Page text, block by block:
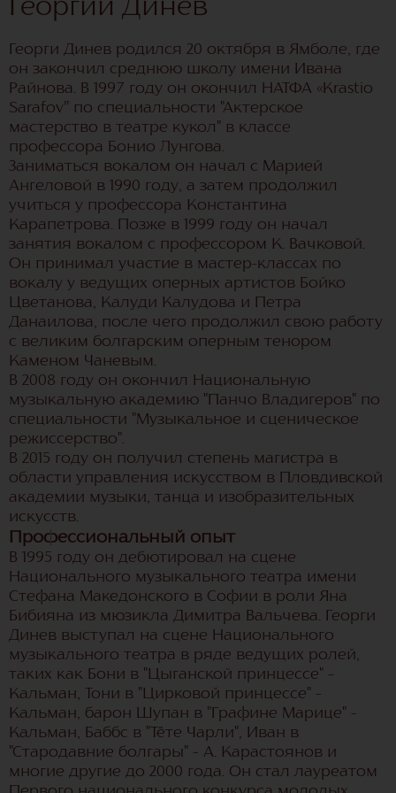
Георгий Динев
Георги Динев родился 20 октября в Ямболе, где
он закончил среднюю школу имени Ивана
Райнова. В 1997 году он окончил НАТФА «Krastio
Sarafov” по специальности "Актерское
мастерство в театре кукол" в классе
профессора Бонио Лунгова.
Заниматься вокалом он начал с Марией
Ангеловой в 1990 году, а затем продолжил
учиться у профессора Константина
Карапетрова. Позже в 1999 году он начал
занятия вокалом с профессором К. Вачковой.
Он принимал участие в мастер-классах по
вокалу у ведущих оперных артистов Бойко
Цветанова, Калуди Калудова и Петра
Данаилова, после чего продолжил свою работу
с великим болгарским оперным тенором
Каменом Чаневым.
В 2008 году он окончил Национальную
музыкальную академию "Панчо Владигеров" по
специальности "Музыкальное и сценическое
режиссерство".
В 2015 году он получил степень магистра в
области управления искусством в Пловдивской
академии музыки, танца и изобразительных
искусств.
Профессиональный опыт
В 1995 году он дебютировал на сцене
Национального музыкального театра имени
Стефана Македонского в Софии в роли Яна
Бибияна из мюзикла Димитра Вальчева. Георги
Динев выступал на сцене Национального
музыкального театра в ряде ведущих ролей,
таких как Бони в "Цыганской принцессе" –
Кальман, Тони в "Цирковой принцессе" –
Кальман, барон Шупан в "Графине Марице" –
Кальман, Баббс в "Тёте Чарли", Иван в
"Стародавние болгары" – А. Карастоянов и
многие другие до 2000 года. Он стал лауреатом